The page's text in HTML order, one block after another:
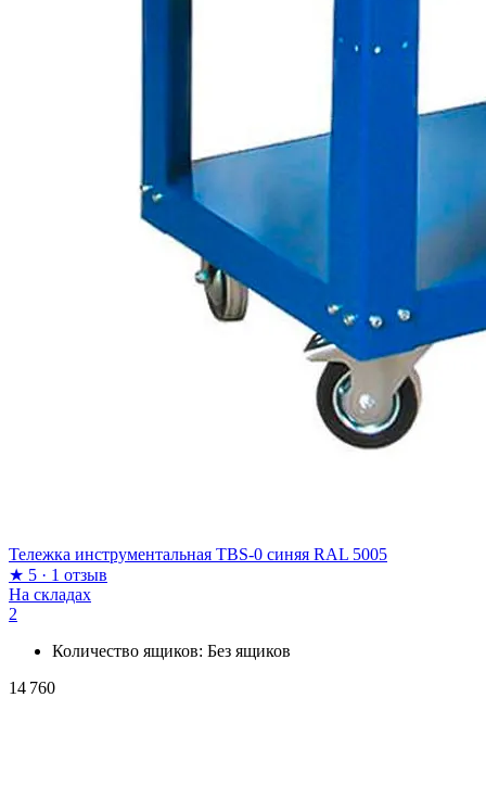
Тележка инструментальная TBS-0 синяя RAL 5005
★ 5 · 1 отзыв
На складах
2
Количество ящиков: Без ящиков
14 760